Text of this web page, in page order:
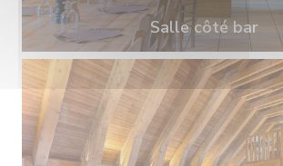
Salle côté bar